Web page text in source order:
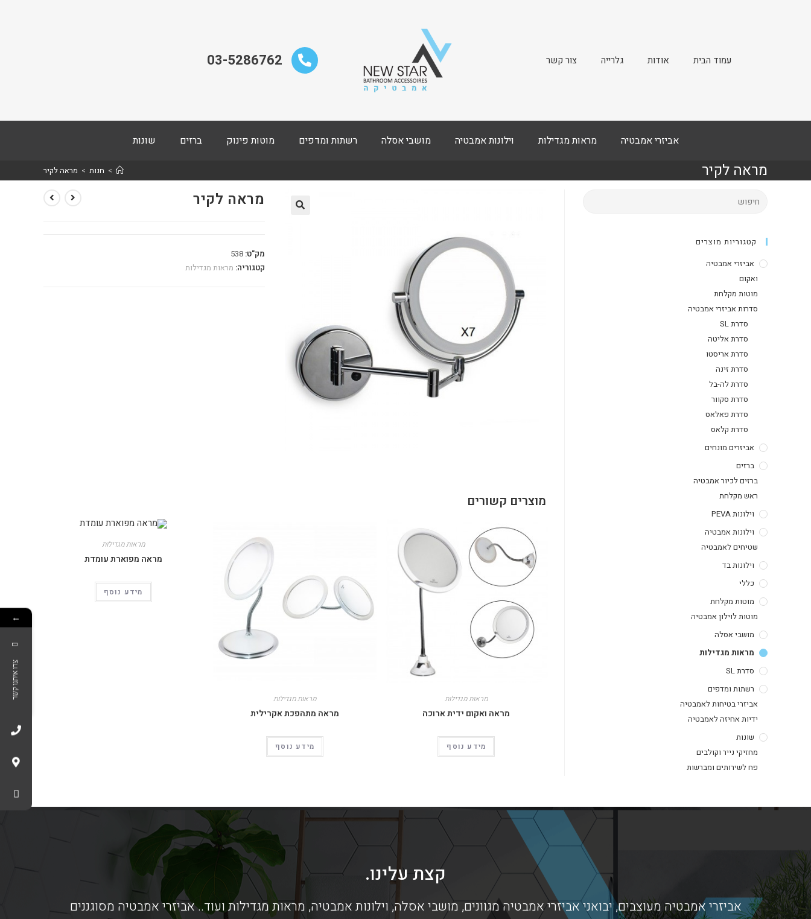
עמוד הבית אודות גלרייה צור קשר 03-5286762
אביזרי אמבטיה מראות מגדילות וילונות אמבטיה מושבי אסלה רשתות ומדפים מוטות פינוק ברזים שונות
מראה לקיר > חנות > מראה לקיר
מראה לקיר
מק"ט:538
קטגוריה: מראות מגדילות
מוצרים קשורים
מראות מגדילות
מראה ואקום ידית ארוכה
מידע נוסף
מראות מגדילות
מראה מתהפכת אקרילית
מידע נוסף
מראות מגדילות
מראה מפוארת עומדת
מידע נוסף
קטגוריות מוצרים
אביזרי אמבטיה
ואקום
מוטות מקלחת
סדרות אביזרי אמבטיה
סדרת SL
סדרת אליטה
סדרת אריסטו
סדרת זינה
סדרת לה-בל
סדרת סקוור
סדרת פאלאס
סדרת קלאס
אביזרים מונחים
ברזים
ברזים לכיור אמבטיה
ראש מקלחת
וילונות PEVA
וילונות אמבטיה
שטיחים לאמבטיה
וילונות בד
כללי
מוטות מקלחת
מוטות לוילון אמבטיה
מושבי אסלה
מראות מגדילות
סדרת SL
רשתות ומדפים
אביזרי בטיחות לאמבטיה
ידיות אחיזה לאמבטיה
שונות
מחזיקי נייר וקולבים
פח לשירותים ומברשות
קצת עלינו.
אביזרי אמבטיה מעוצבים, יבואני אביזרי אמבטיה מגוונים, מושבי אסלה, וילונות אמבטיה, מראות מגדילות ועוד.. אביזרי אמבטיה מסוגננים
←
צרו איתנו קשר